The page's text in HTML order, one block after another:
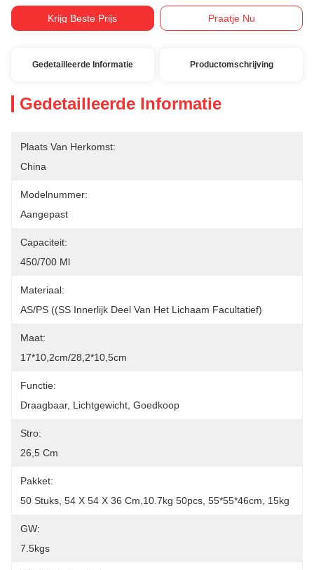
Krijg Beste Prijs Praatje Nu
Gedetailleerde Informatie Productomschrijving
Gedetailleerde Informatie
Plaats Van Herkomst:
China
Modelnummer:
Aangepast
Capaciteit:
450/700 Ml
Materiaal:
AS/PS ((SS Innerlijk Deel Van Het Lichaam Facultatief)
Maat:
17*10,2cm/28,2*10,5cm
Functie:
Draagbaar, Lichtgewicht, Goedkoop
Stro:
26,5 Cm
Pakket:
50 Stuks, 54 X 54 X 36 Cm,10.7kg 50pcs, 55*55*46cm, 15kg
GW:
7.5kgs